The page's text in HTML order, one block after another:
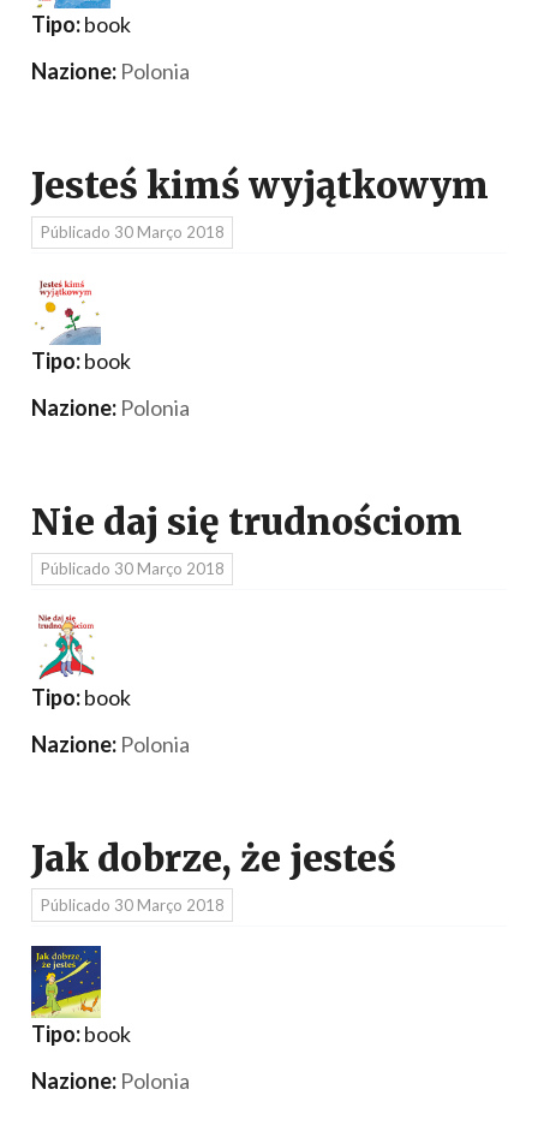
Tipo:book
Nazione: Polonia
Jesteś kimś wyjątkowym
Públicado 30 Março 2018
Tipo:book
Nazione: Polonia
Nie daj się trudnościom
Públicado 30 Março 2018
Tipo:book
Nazione: Polonia
Jak dobrze, że jesteś
Públicado 30 Março 2018
Tipo:book
Nazione: Polonia